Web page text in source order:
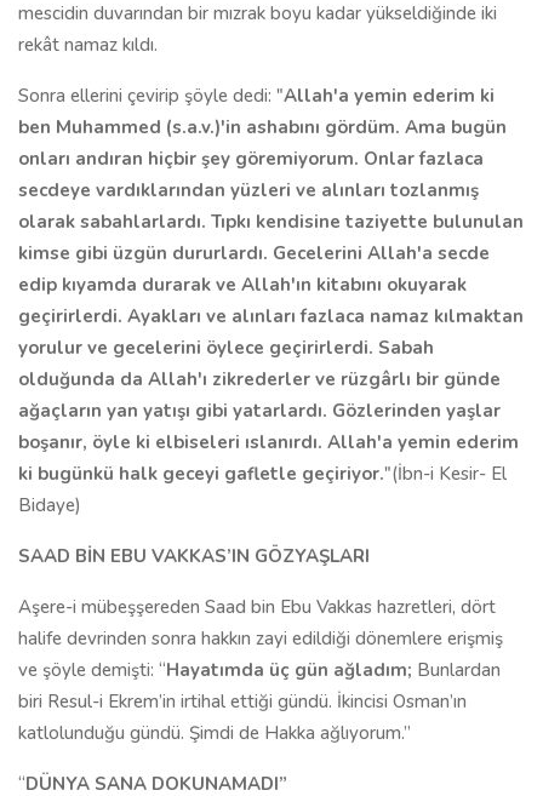
mescidin duvarından bir mızrak boyu kadar yükseldiğinde iki
rekât namaz kıldı.
Sonra ellerini çevirip şöyle dedi: "Allah'a yemin ederim ki
ben Muhammed (s.a.v.)'in ashabını gördüm. Ama bugün
onları andıran hiçbir şey göremiyorum. Onlar fazlaca
secdeye vardıklarından yüzleri ve alınları tozlanmış
olarak sabahlarlardı. Tıpkı kendisine taziyette bulunulan
kimse gibi üzgün dururlardı. Gecelerini Allah'a secde
edip kıyamda durarak ve Allah'ın kitabını okuyarak
geçirirlerdi. Ayakları ve alınları fazlaca namaz kılmaktan
yorulur ve gecelerini öylece geçirirlerdi. Sabah
olduğunda da Allah'ı zikrederler ve rüzgârlı bir günde
ağaçların yan yatışı gibi yatarlardı. Gözlerinden yaşlar
boşanır, öyle ki elbiseleri ıslanırdı. Allah'a yemin ederim
ki bugünkü halk geceyi gafletle geçiriyor."(İbn-i Kesir- El
Bidaye)
SAAD BİN EBU VAKKAS’IN GÖZYAŞLARI
Aşere-i mübeşşereden Saad bin Ebu Vakkas hazretleri, dört
halife devrinden sonra hakkın zayi edildiği dönemlere erişmiş
ve şöyle demişti: “Hayatımda üç gün ağladım; Bunlardan
biri Resul-i Ekrem’in irtihal ettiği gündü. İkincisi Osman’ın
katlolunduğu gündü. Şimdi de Hakka ağlıyorum.”
“DÜNYA SANA DOKUNAMADI”